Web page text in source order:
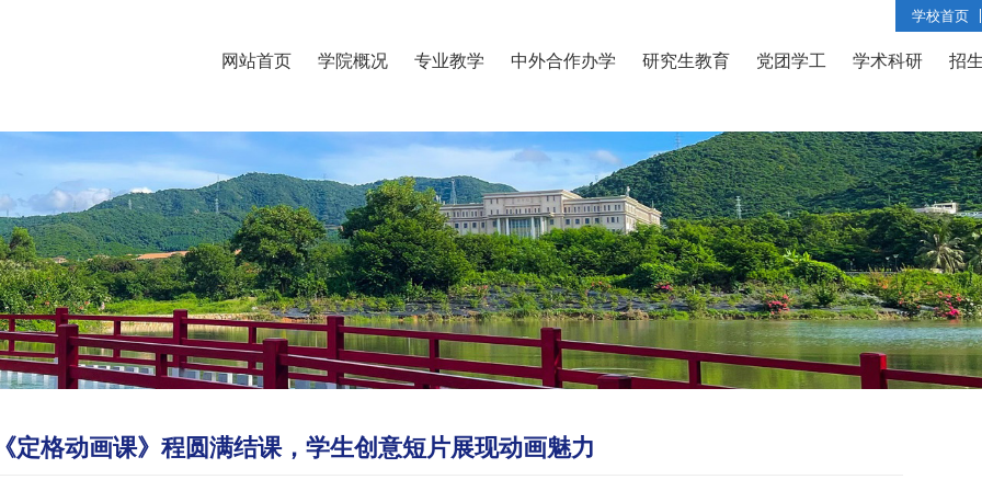
学校首页
网站首页 学院概况 专业教学 中外合作办学 研究生教育 党团学工 学术科研 招
定格动画课》程圆满结课，学生创意短片展现动画魅力